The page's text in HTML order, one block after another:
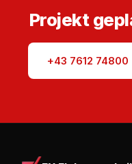
Projekt
+43 7612 74800